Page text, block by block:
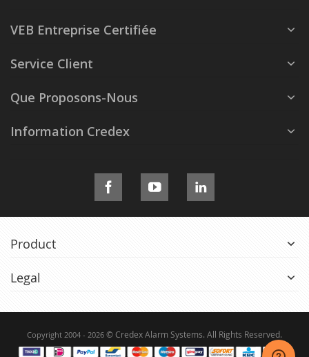
VEB Entreprise Certifiée
Service Client
Que Proposons-Nous
Information Credex
Product
Legal
Copyright 2004 - 2026 © Credex Alarm Systems. All Rights Reserved.